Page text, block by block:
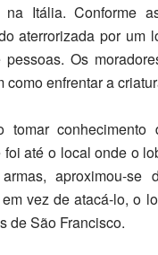
Itália. Conforme
aterrorizada por um
Os
como enfrentar a
tomar conhecimento
até o local onde o
aproximou-se
vez de atacá-lo, o
de São Francisco.